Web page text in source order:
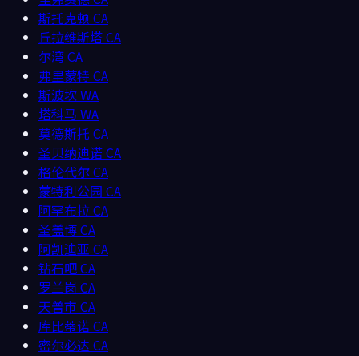
斯托克顿 CA
丘拉维斯塔CA
尔湾CA
弗里蒙特 CA
斯波坎WA
塔科马 WA
莫德斯托 CA
圣贝纳迪诺CA
格伦代尔CA
蒙特利公园 CA
阿罕布拉CA
圣盖博CA
阿凯迪亚 CA
钻石吧CA
罗兰岗 CA
天普市 CA
库比蒂诺CA
密尔必达 CA